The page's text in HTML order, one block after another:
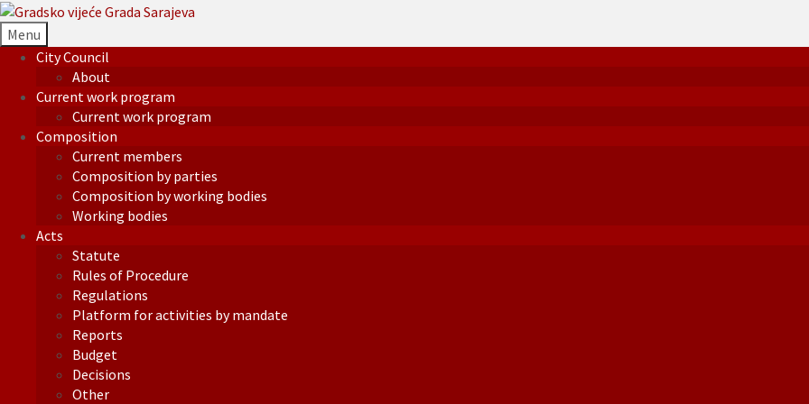
Menu
City Council
About
Current work program
Current work program
Composition
Current members
Composition by parties
Composition by working bodies
Working bodies
Acts
Statute
Rules of Procedure
Regulations
Platform for activities by mandate
Reports
Budget
Decisions
Other